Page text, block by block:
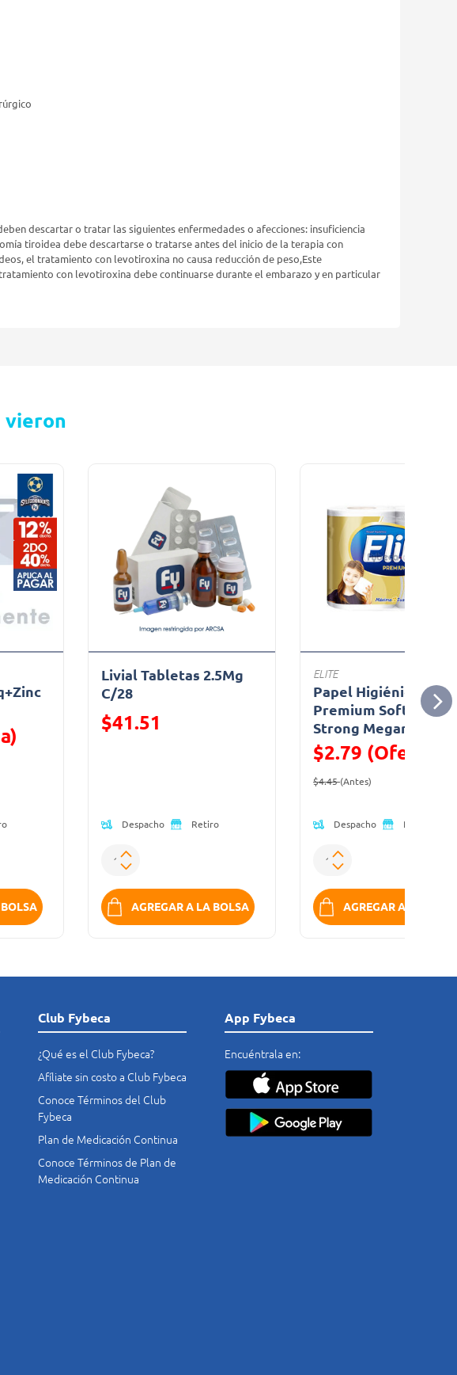
descartar o tratar las siguientes enfermedades o afecciones: insuficiencia
tiroidea debe descartarse o tratarse antes del inicio de la terapia con
el tratamiento con levotiroxina no causa reducción de peso,Este
con levotiroxina debe continuarse durante el embarazo y en particular
vieron
Livial Tabletas 2.5Mg
C/28
Precio reducido de
$41.51
Despacho Retiro
AGREGAR A LA BOLSA
ELITE
Papel Higiénico
Premium Soft and
Strong Megarollo
$2.79 (Oferta)
Precio reducido de
$4.45(Antes)
Despacho Retiro
AGREGAR A LA
Club Fybeca
¿Qué es el Club Fybeca?
Afíliate sin costo a Club Fybeca
Conoce Términos del Club
Fybeca
Plan de Medicación Continua
Conoce Términos de Plan de
Medicación Continua
App Fybeca
Encuéntrala en: